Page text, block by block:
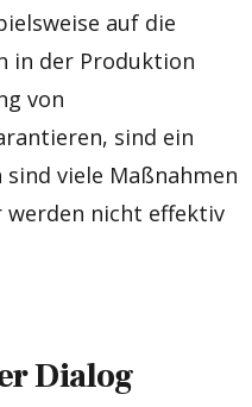
auf die
in der Produktion
von
sind ein
viele Maßnahmen
nicht effektiv
Dialog